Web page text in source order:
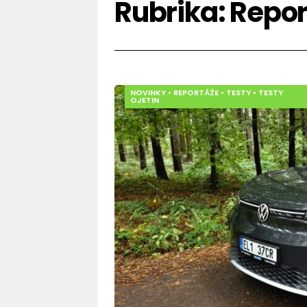
Rubrika:
NOVINKY • REPORTÁŽE • TESTY • TESTY
OJETIN